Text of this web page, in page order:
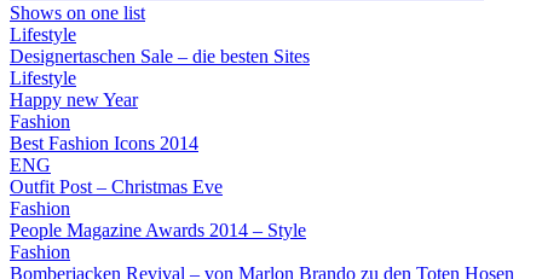
Shows on one list
Lifestyle
Designertaschen Sale – die besten Sites
Lifestyle
Happy new Year
Fashion
Best Fashion Icons 2014
ENG
Outfit Post – Christmas Eve
Fashion
People Magazine Awards 2014 – Style
Fashion
Bomberjacken Revival – von Marlon Brando zu den Toten Hosen